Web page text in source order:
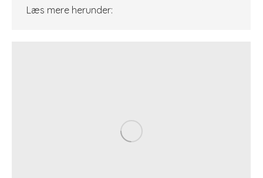
Læs mere herunder: